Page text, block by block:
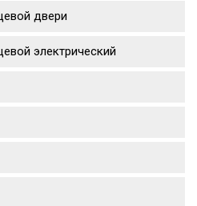
двери
электрический